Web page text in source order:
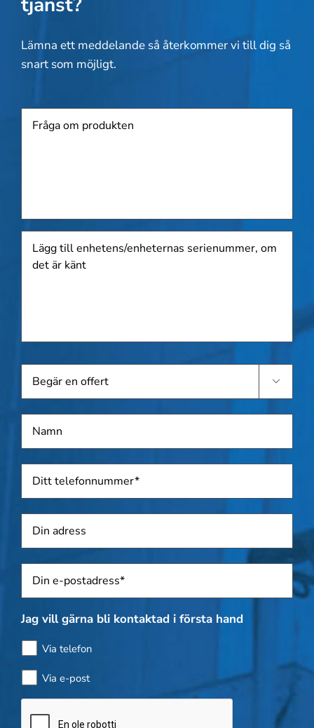
Lämna ett meddelande så återkommer vi till dig så
snart som möjligt.
till
enhetens/enheternas
känt
en
offert

Namn *
Telefon *
Adress
Sposti *
Jag vill gärna bli kontaktad i första hand
Via telefon
Via e-post